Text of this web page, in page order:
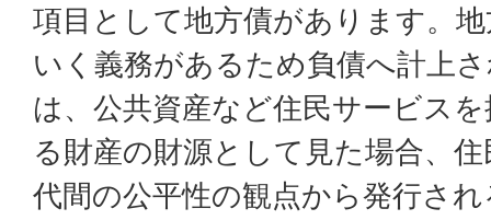
項目として地方債があります。
いく義務があるため負債へ計上
は、公共資産など住民サービス
る財産の財源として見た場合、
代間の公平性の観点から発行さ